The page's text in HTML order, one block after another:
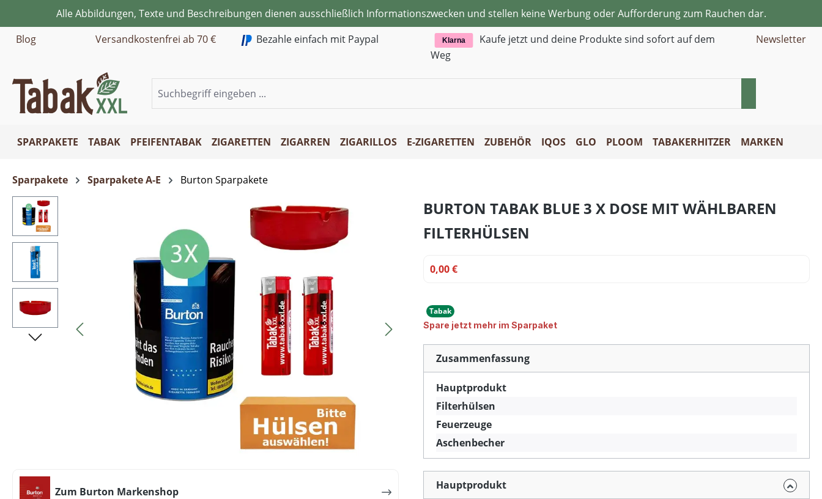
Hauptinhalt springen
Zur Suche springen
Zur Hauptnavigation springen
Alle Abbildungen, Texte und Beschreibungen dienen ausschließlich Informationszwecken und stellen keine Werbung oder Aufforderung zum Rauchen dar.
Blog
Versandkostenfrei ab 70 € Bezahle einfach mit Paypal Klarna
Kaufe jetzt und deine Produkte sind sofort auf dem
Weg
Newsletter
SPARPAKETE TABAK PFEIFENTABAK ZIGARETTEN ZIGARREN ZIGARILLOS E-ZIGARETTEN ZUBEHÖR IQOS GLO PLOOM TABAKERHITZER MARKEN
Sparpakete Sparpakete A-E Burton Sparpakete
Zum Burton Markenshop
BURTON TABAK BLUE 3 X DOSE MIT WÄHLBAREN
FILTERHÜLSEN
0,00 €
Tabak
Spare jetzt mehr im Sparpaket
Zusammenfassung
Hauptprodukt
Filterhülsen
Feuerzeuge
Aschenbecher
Hauptprodukt